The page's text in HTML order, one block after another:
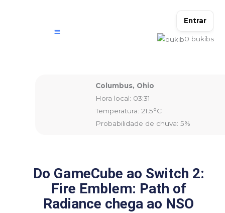
Entrar
0 bukibs
Columbus, Ohio
Hora local: 03:31
Temperatura: 21.5°C
Probabilidade de chuva: 5%
Do GameCube ao Switch 2:
Fire Emblem: Path of
Radiance chega ao NSO